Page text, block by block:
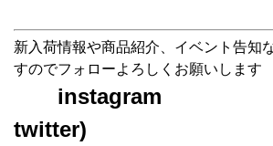
新入荷情報や商品紹介、イベント告知
すのでフォローよろしくお願いします
instagram
twitter)